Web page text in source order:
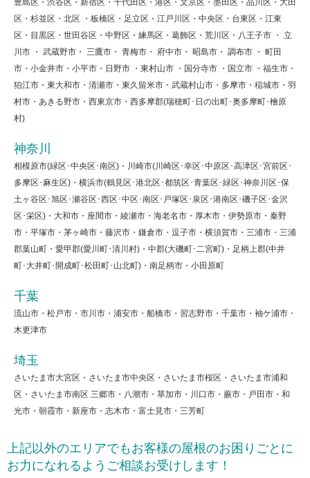
豊島区・渋谷区・新宿区・千代田区・港区・文京区・墨田区・品川区・大田
区・杉並区・北区 ・板橋区・足立区・江戸川区・中央区・台東区・江東
区・目黒区・世田谷区・中野区・練馬区・葛飾区・荒川区・八王子市 ・ 立
川市 ・ 武蔵野市・ 三鷹市・ 青梅市・ 府中市・ 昭島市・ 調布市 ・ 町田
市・小金井市・小平市・日野市 ・東村山市 ・国分寺市 ・国立市 ・福生市・
狛江市・東大和市・清瀬市・東久留米市・武蔵村山市・多摩市・稲城市・羽
村市・あきる野市・西東京市・西多摩郡(瑞穂町･日の出町･奥多摩町･檜原
村)
神奈川
相模原市(緑区･中央区･南区)・川崎市(川崎区･幸区･中原区･高津区･宮前区･
多摩区･麻生区)・横浜市(鶴見区･港北区･都筑区･青葉区･緑区･神奈川区･保
土ヶ谷区･旭区･瀬谷区･西区･中区･南区･戸塚区･泉区･港南区･磯子区･金沢
区･栄区)・大和市・座間市・綾瀬市・海老名市・厚木市・伊勢原市・秦野
市・平塚市・茅ヶ崎市・藤沢市・鎌倉市・逗子市・横須賀市・三浦市・三浦
郡葉山町・愛甲郡(愛川町･清川村)・中郡(大磯町･二宮町)・足柄上郡(中井
町･大井町･開成町･松田町･山北町)・南足柄市・小田原町
千葉
流山市・松戸市・市川市・浦安市・船橋市・習志野市・千葉市・袖ケ浦市・
木更津市
埼玉
さいたま市大宮区・さいたま市中央区・さいたま市桜区・さいたま市浦和
区・さいたま市南区 三郷市・八潮市・草加市・川口市・蕨市・戸田市・和
光市・朝霞市・新座市・志木市・富士見市・三芳町
上記以外のエリアでもお客様の屋根のお困りごとに
お力になれるようご相談お受けします！